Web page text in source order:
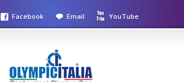
Facebook Email YouTube